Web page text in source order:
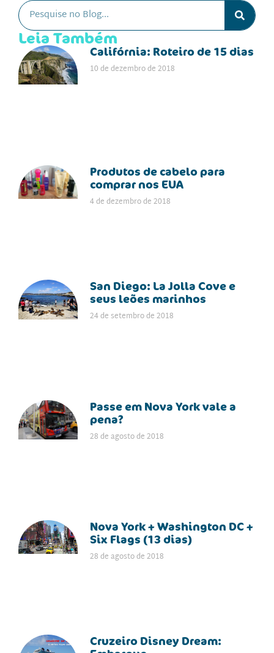
Leia Também
Califórnia: Roteiro de 15 dias
10 de dezembro de 2018
Produtos de cabelo para
comprar nos EUA
4 de dezembro de 2018
San Diego: La Jolla Cove e
seus leões marinhos
24 de setembro de 2018
Passe em Nova York vale a
pena?
28 de agosto de 2018
Nova York + Washington DC +
Six Flags (13 dias)
28 de agosto de 2018
Cruzeiro Disney Dream: